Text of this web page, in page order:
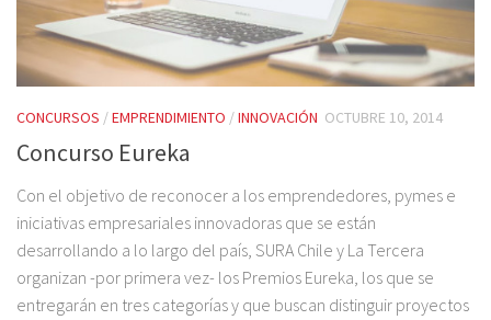
CONCURSOS /EMPRENDIMIENTO /INNOVACIÓN OCTUBRE 10, 2014
Concurso Eureka
Con el objetivo de reconocer a los emprendedores, pymes e
iniciativas empresariales innovadoras que se están
desarrollando a lo largo del país, SURA Chile y La Tercera
organizan -por primera vez- los Premios Eureka, los que se
entregarán en tres categorías y que buscan distinguir proyectos